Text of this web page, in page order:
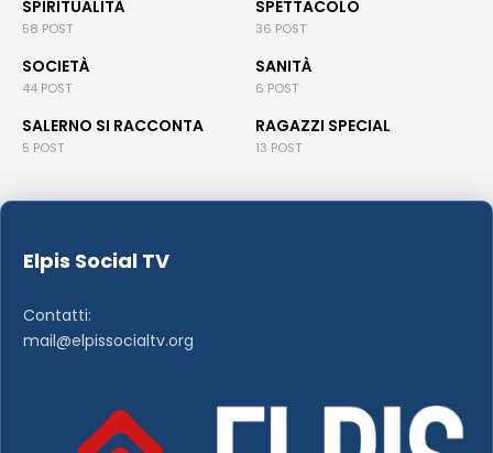
SPIRITUALITÀ
58 POST
SPETTACOLO
36 POST
SOCIETÀ
44 POST
SANITÀ
6 POST
SALERNO SI RACCONTA
5 POST
RAGAZZI SPECIAL
13 POST
Elpis Social TV
Contatti:
mail@elpissocialtv.org